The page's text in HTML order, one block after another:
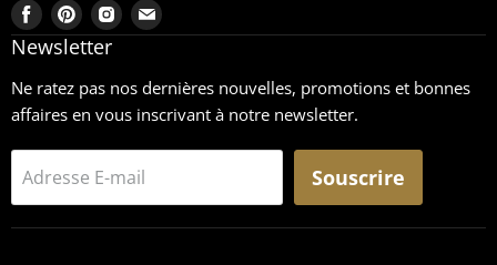
Trouvez-
nous
Facebook
Trouvez-
nous
Pinterest
Trouvez-
nous
Trouvez-
nous
Newsletter
Ne ratez pas nos dernières nouvelles, promotions et bonnes
affaires en vous inscrivant à notre newsletter.
Adresse E-mail Souscrire